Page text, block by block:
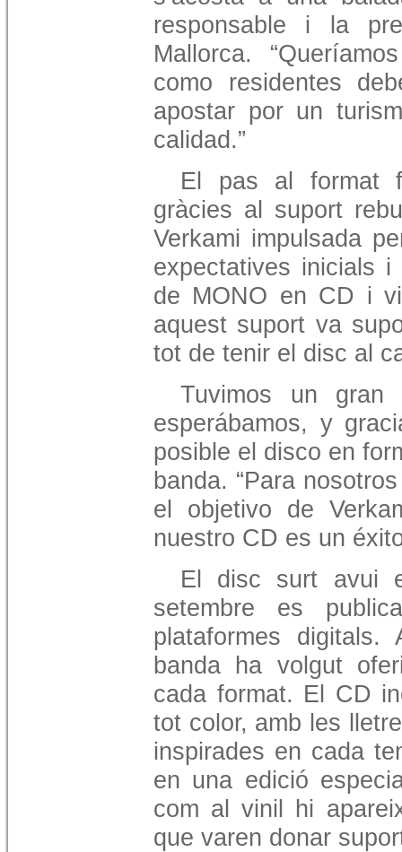
responsable i la
Mallorca.
como residentes
apostar por un
calidad.”
El pas al format
gràcies al suport
Verkami impulsada
expectatives inicials i
de MONO en CD i
aquest suport va
tot de tenir el disc al
Tuvimos un
esperábamos, y
posible el disco en
banda. “Para
el objetivo de
nuestro CD es un
El disc surt avui
setembre es
plataformes
banda ha volgut
cada format. El CD
tot color, amb les
inspirades en cada
en una edició
com al vinil hi
que varen donar